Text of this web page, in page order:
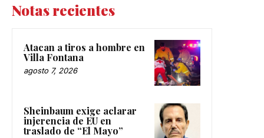
Notas recientes
Atacan a tiros a hombre en
Villa Fontana
agosto 7, 2026
Sheinbaum exige aclarar
injerencia de EU en
traslado de “El Mayo”